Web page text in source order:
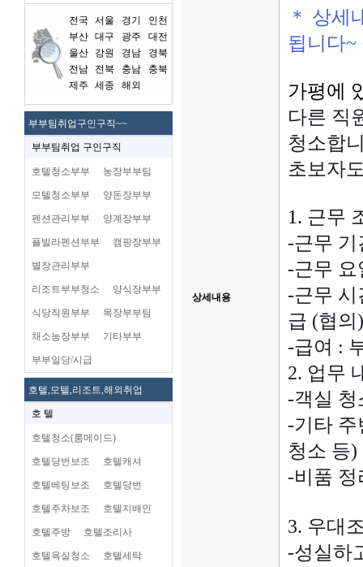
전국 서울 경기
인천
부산 대구 광주
대전
울산
강원 경남
경북
전남
전북 충남
충북
제주
세종 해외
부부팀취업구인구직~~
부부팀취업 구인구직
호텔청소부부 농장부부팀
모텔청소부부 양돈장부부
펜션관리부부 양계장부부
플빌라펜션부부 캠핑장부부
별장관리부부
리조트부부청소 양식장부부
식당직원부부 목장부부팀
채소농장부부 기타부부
부부일당/시급
호텔,모텔,리조트,해외취업
호 텔
호텔청소(룸메이드)
호텔당번보조 호텔캐셔
호텔베팅보조 호텔당번
호텔주차보조 호텔지배인
호텔주방 호텔조리사
호텔욕실청소 호텔세탁
상세내용
＊ 상세
됩니다
가평에
다른 직
청소합
초보자
1. 근무
-근무
-근무
-근무 시
급 (협
-급여 :
2. 업무
-객실
-기타 주
청소 등)
-비품 정
3. 우대
-성실하